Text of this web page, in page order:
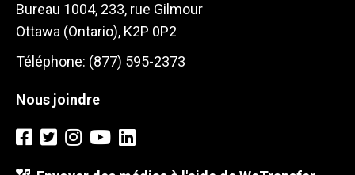
Bureau 1004, 233, rue Gilmour
Ottawa (Ontario), K2P 0P2
Téléphone: (877) 595-2373
Nous joindre